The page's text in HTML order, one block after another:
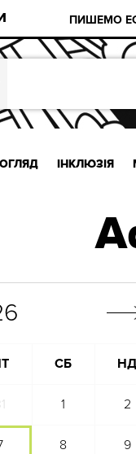
ПИШЕМО
ІНКЛЮЗІЯ
СБ НД
1 2
8 9